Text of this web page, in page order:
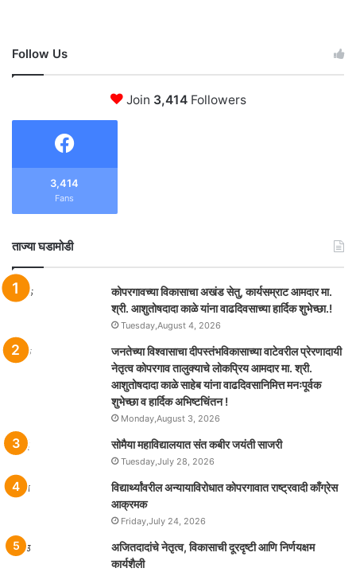
Follow Us
Join 3,414Followers
3,414
Fans
ताज्या घडामोडी
कोपरगावच्या विकासाचा अखंड सेतु, कार्यसम्राट आमदार मा.
श्री. आशुतोषदादा काळे यांना वाढदिवसाच्या हार्दिक शुभेच्छा.!
Tuesday,August 4, 2026
जनतेच्या विश्वासाचा दीपस्तंभविकासाच्या वाटेवरील प्रेरणादायी
नेतृत्व कोपरगाव तालुक्याचे लोकप्रिय आमदार मा. श्री.
आशुतोषदादा काळे साहेब यांना वाढदिवसानिमित्त मनःपूर्वक
शुभेच्छा व हार्दिक अभिष्टचिंतन !
Monday,August 3, 2026
सोमैया महाविद्यालयात संत कबीर जयंती साजरी
Tuesday,July 28, 2026
विद्यार्थ्यांवरील अन्यायाविरोधात कोपरगावात राष्ट्रवादी काँग्रेस
आक्रमक
Friday,July 24, 2026
अजितदादांचे नेतृत्व, विकासाची दूरदृष्टी आणि निर्णयक्षम
कार्यशैली